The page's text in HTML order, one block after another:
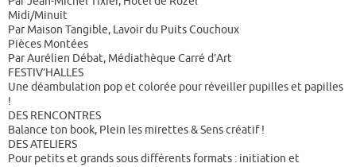
Midi/Minuit
Par Maison Tangible, Lavoir du Puits Couchoux
Pièces Montées
Par Aurélien Débat, Médiathèque Carré d’Art
FESTIV’HALLES
Une déambulation pop et colorée pour réveiller pupilles et papilles
!
DES RENCONTRES
Balance ton book, Plein les mirettes & Sens créatif !
DES ATELIERS
Pour petits et grands sous différents formats : initiation et